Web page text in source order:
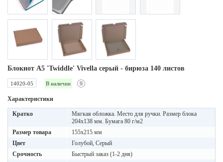
Блокнот А5 'Twiddle' Vivella cерый - бирюза 140 листов
14020-05 В наличии
Характеристики
Кратко
Мягкая обложка. Место для ручки. Размер блока
204х138 мм. Бумага 80 г/м2
Размер товара
155х215 мм
Цвет
Голубой, Серый
Срочность
Быстрый заказ (1-2 дня)